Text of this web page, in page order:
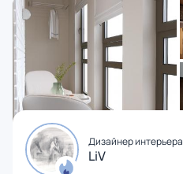
Дизайнер интерьера
LiV